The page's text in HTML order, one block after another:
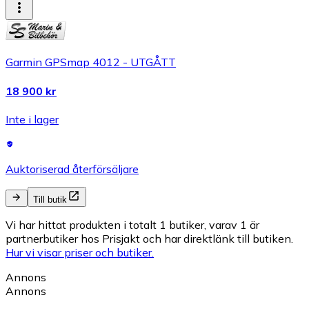
Garmin GPSmap 4012 - UTGÅTT
18 900 kr
Inte i lager
Auktoriserad återförsäljare
Till butik
Vi har hittat produkten i totalt 1 butiker, varav 1 är
partnerbutiker hos Prisjakt och har direktlänk till butiken.
Hur vi visar priser och butiker.
Annons
Annons